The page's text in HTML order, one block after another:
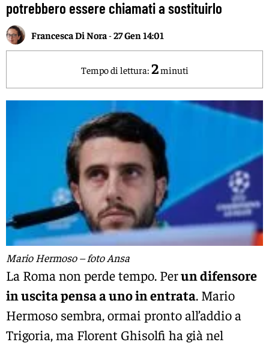
potrebbero essere chiamati a sostituirlo
Francesca Di Nora -27 Gen 14:01
Tempo di lettura: 2minuti
Mario Hermoso – foto Ansa
La Roma non perde tempo. Perun difensore
in uscita pensa a uno in entrata. Mario
Hermoso sembra, ormai pronto all’addio a
Trigoria, ma Florent Ghisolfi ha già nel